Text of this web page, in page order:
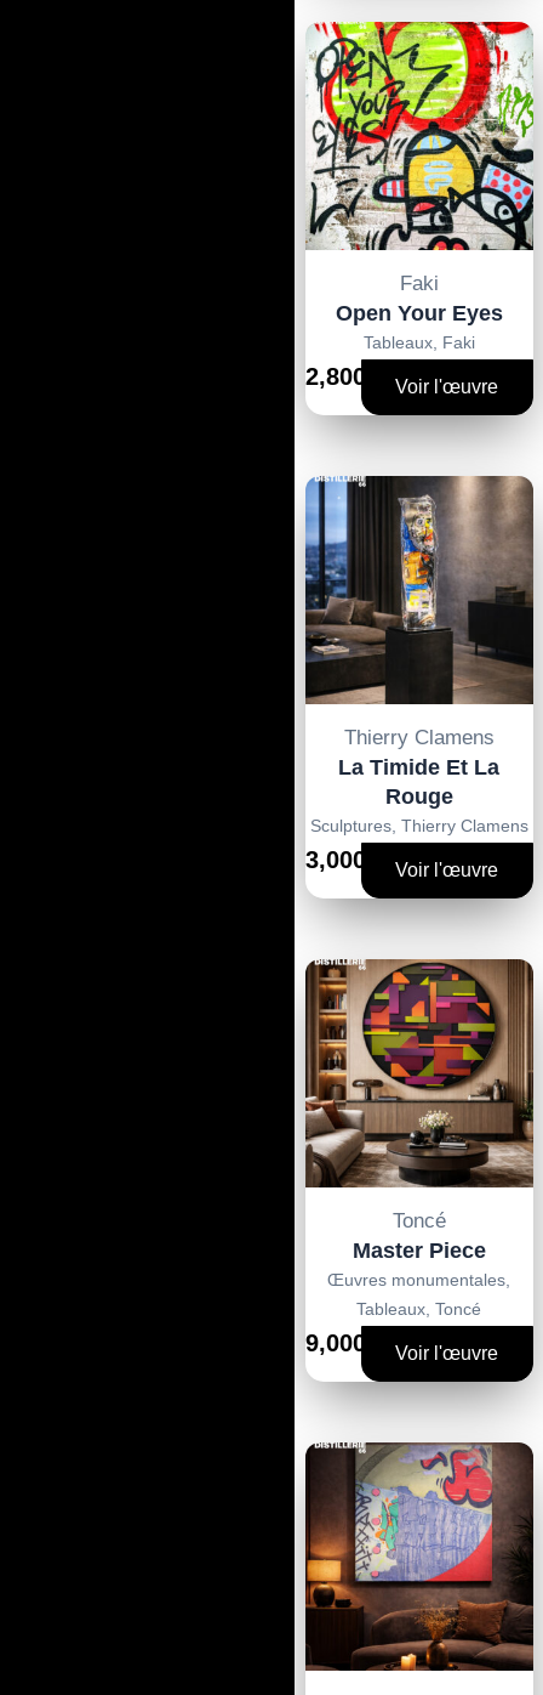
Faki
Open Your Eyes
Tableaux, Faki
2,800€ Voir l'œuvre
Thierry Clamens
La Timide Et La
Rouge
Sculptures, Thierry Clamens
3,000€ Voir l'œuvre
Toncé
Master Piece
Œuvres monumentales
Tableaux ,Toncé
9,000€ Voir l'œuvre